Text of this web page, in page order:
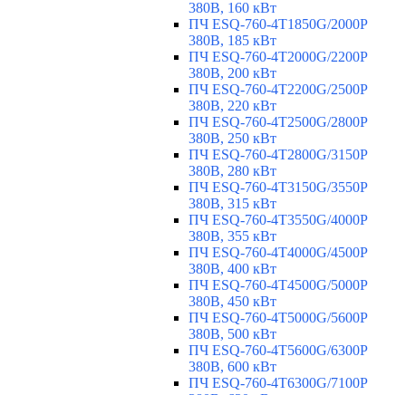
380В, 160 кВт
ПЧ ESQ-760-4T1850G/2000P
380В, 185 кВт
ПЧ ESQ-760-4T2000G/2200P
380В, 200 кВт
ПЧ ESQ-760-4T2200G/2500P
380В, 220 кВт
ПЧ ESQ-760-4T2500G/2800P
380В, 250 кВт
ПЧ ESQ-760-4T2800G/3150P
380В, 280 кВт
ПЧ ESQ-760-4T3150G/3550P
380В, 315 кВт
ПЧ ESQ-760-4T3550G/4000P
380В, 355 кВт
ПЧ ESQ-760-4T4000G/4500P
380В, 400 кВт
ПЧ ESQ-760-4T4500G/5000P
380В, 450 кВт
ПЧ ESQ-760-4T5000G/5600P
380В, 500 кВт
ПЧ ESQ-760-4T5600G/6300P
380В, 600 кВт
ПЧ ESQ-760-4T6300G/7100P